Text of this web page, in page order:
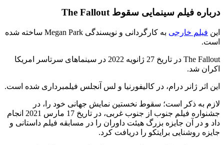
درباره فیلم سینمایی سقوط The Fallout
این فیلم خارجی
به کارگردانی و نویسندگی Megan Park ساخته شده
است.
The Fallout در تاریخ 27 ژانویه 2022 در سینماهای سرتاسر امریکا
اکران شد.
این اثر ژانر درام، در کالیفورنیا و لس آنجلس فیلمبرداری شده است.
لازم به ذکر است؛ سقوط نخستین نمایش جهانی خود را، در
جشنواره فیلم جنوب از جنوب غربی، در تاریخ 17 مارس 2021 انجام
داد و در آن جایزه بزرگ هیئت داوران را در مسابقه فیلم داستانی و
جایزه روشنایی برایتکو را دریافت کرد.